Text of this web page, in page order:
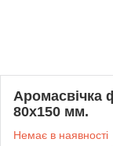
Аромасвічка
80х150 мм.
Немає в наявності